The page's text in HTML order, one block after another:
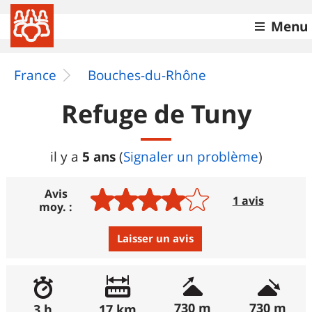
Menu
France Bouches-du-Rhône
Refuge de Tuny
il y a 5 ans (Signaler un problème)
Avis
moy. :
1 avis
Laisser un avis
Excellent
0%
730 m 730 m